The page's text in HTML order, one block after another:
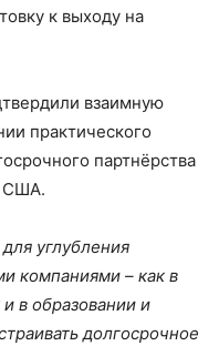
к выходу на
взаимную
практического
партнёрства
США.
углубления
компаниями – как в
в образовании и
долгосрочное